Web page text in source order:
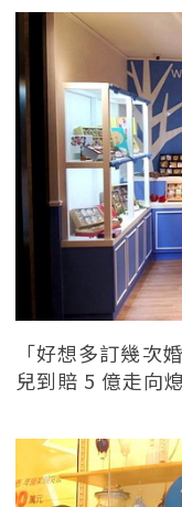
「好想多訂幾次
兒到賠 5 億走向